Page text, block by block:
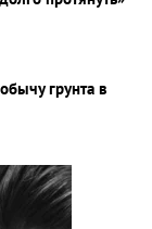
грунта в